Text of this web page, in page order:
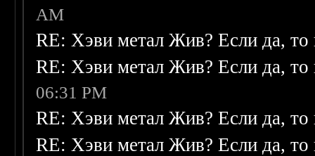
AM
RE: Хэви метал Жив? Если да, то
RE: Хэви метал Жив? Если да, то
06:31 PM
RE: Хэви метал Жив? Если да, то
RE: Хэви метал Жив? Если да, то